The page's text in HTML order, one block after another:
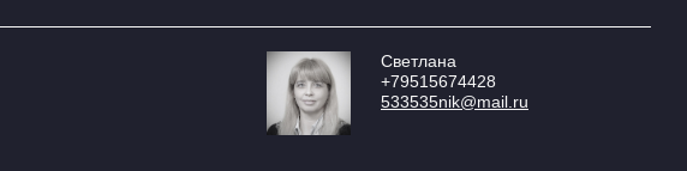
Светлана
+79515674428
533535nik@mail.ru